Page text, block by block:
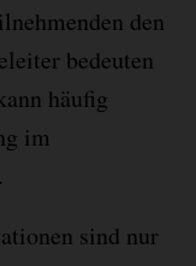
den
bedeuten
häufig
im
sind nur